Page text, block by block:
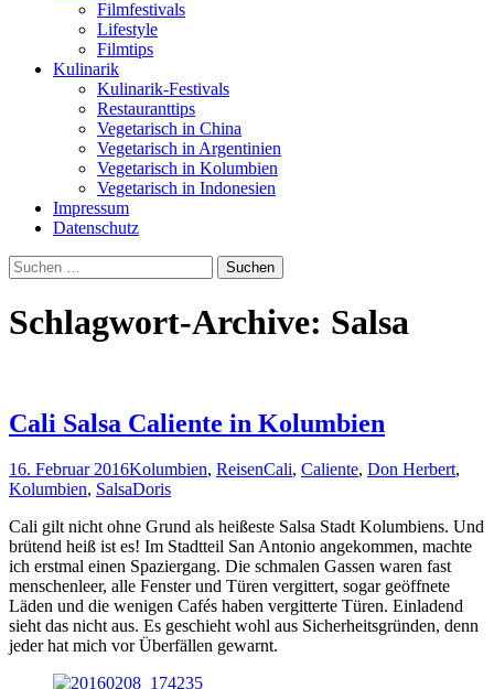
Filmfestivals
Lifestyle
Filmtips
Kulinarik
Kulinarik-Festivals
Restauranttips
Vegetarisch in China
Vegetarisch in Argentinien
Vegetarisch in Kolumbien
Vegetarisch in Indonesien
Impressum
Datenschutz
Suchen
nach:
Schlagwort-Archive: Salsa
Cali Salsa Caliente in Kolumbien
16. Februar 2016Kolumbien, ReisenCali, Caliente, Don Herbert,
Kolumbien, SalsaDoris
Cali gilt nicht ohne Grund als heißeste Salsa Stadt Kolumbiens. Und
brütend heiß ist es! Im Stadtteil San Antonio angekommen, machte
ich erstmal einen Spaziergang. Die schmalen Gassen waren fast
menschenleer, alle Fenster und Türen vergittert, sogar geöffnete
Läden und die wenigen Cafés haben vergitterte Türen. Einladend
sieht das nicht aus. Es geschieht wohl aus Sicherheitsgründen, denn
jeder hat mich vor Überfällen gewarnt.